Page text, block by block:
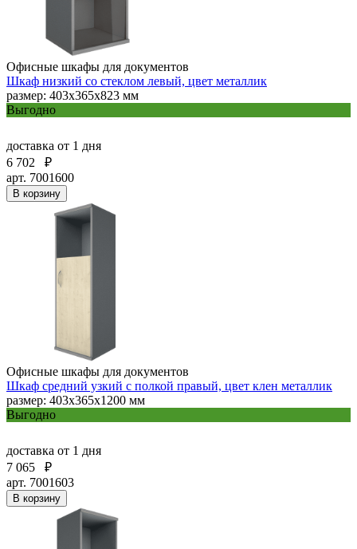
Офисные шкафы для документов
Шкаф низкий со стеклом левый, цвет металлик
размер: 403х365х823 мм
Выгодно
доставка от 1 дня
6 702
₽
арт. 7001600
В корзину
Офисные шкафы для документов
Шкаф средний узкий с полкой правый, цвет клен металлик
размер: 403х365х1200 мм
Выгодно
доставка от 1 дня
7 065
₽
арт. 7001603
В корзину